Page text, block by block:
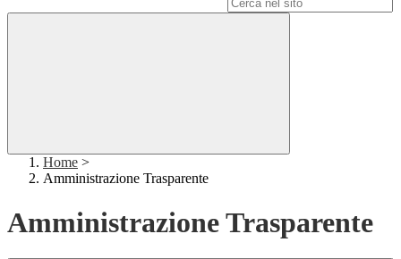
Home >
Amministrazione Trasparente
Amministrazione Trasparente